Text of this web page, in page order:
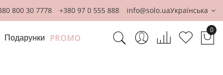
800 30 7778 +380 97 0 555 888 info@solo.uaУкраїнська
Подарунки PROMO
0